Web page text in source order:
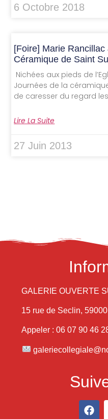
6 Octobre 2018
[Foire] Marie
Céramique de Saint
Nichées aux pieds de
Journées de la
de caresser du regard les
Lire La Suite
27 Juin 2013
GALERIE OUVERTE
15 rue de Seclin,
Appeler : 06 07 90 46